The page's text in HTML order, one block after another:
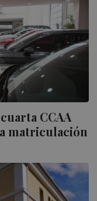
CCAA
matriculación